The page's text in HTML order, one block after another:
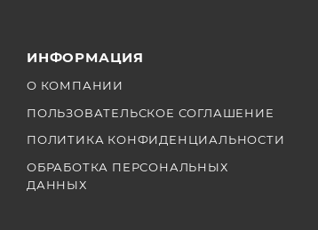
ИНФОРМАЦИЯ
О КОМПАНИИ
ПОЛЬЗОВАТЕЛЬСКОЕ СОГЛАШЕНИЕ
ПОЛИТИКА КОНФИДЕНЦИАЛЬНОСТИ
ОБРАБОТКА ПЕРСОНАЛЬНЫХ
ДАННЫХ